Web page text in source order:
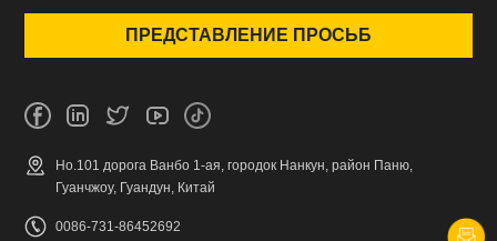
Но.101 дорога Ванбо 1-ая, городок Нанкун, район Паню,
Гуанчжоу, Гуандун, Китай
0086-731-86452692